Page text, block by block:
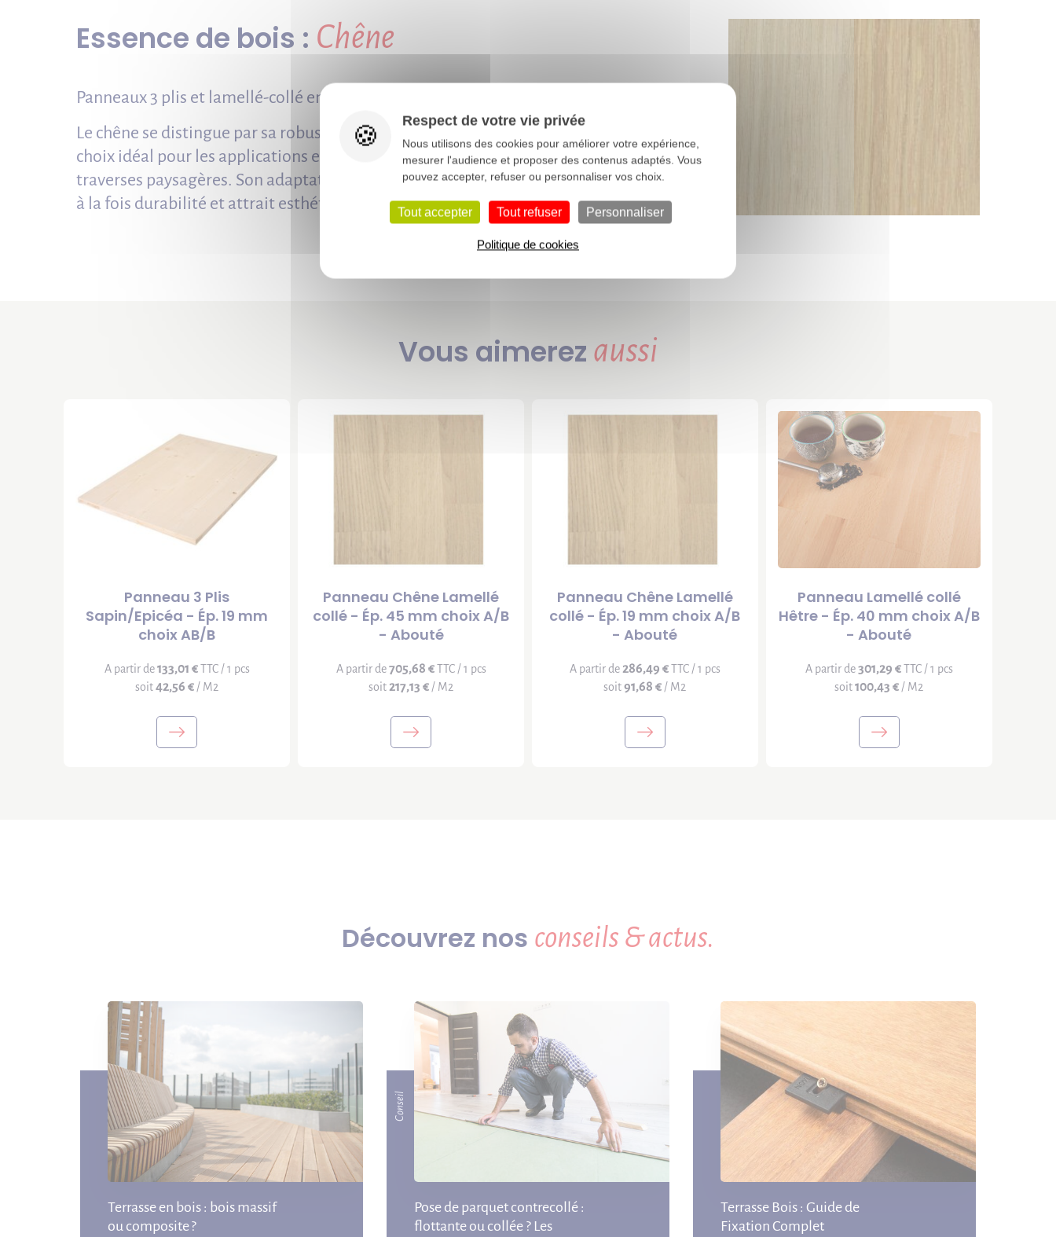
Essence de bois : Chêne
Panneaux 3 plis et lamellé-collé en Chêne
Le chêne se distingue par sa robustesse et sa résistance naturelle, ce qui en fait un
choix idéal pour les applications extérieures telles que les terrasses et les
traverses paysagères. Son adaptation à divers environnements extérieurs assure
à la fois durabilité et attrait esthétique pour aménager vos espaces extérieurs.
Voir l’essence de bois « Chêne »
Vous aimerez aussi
Panneau 3 Plis
Sapin/Epicéa - Ép. 19 mm
choix AB/B
A partir de133,01 €TTC / 1 pcs
soit42,56 € / M2
Panneau Chêne Lamellé
collé - Ép. 45 mm choix A/B
- Abouté
A partir de705,68 €TTC / 1 pcs
soit217,13 € / M2
Panneau Chêne Lamellé
collé - Ép. 19 mm choix A/B
- Abouté
A partir de286,49 €TTC / 1 pcs
soit91,68 € / M2
Panneau Lamellé collé
Hêtre - Ép. 40 mm choix A/B
- Abouté
A partir de301,29 €TTC / 1 pcs
soit100,43 € / M2
Découvrez nos conseils & actus.
Terrasse en bois : bois massif
ou composite ?
Conseil
Pose de parquet contrecollé :
flottante ou collée ? Les
Terrasse Bois : Guide de
Fixation Complet
Respect de votre vie privée
Nous utilisons des cookies pour améliorer votre expérience,
mesurer l'audience et proposer des contenus adaptés. Vous
pouvez accepter, refuser ou personnaliser vos choix.
Tout accepter Tout refuser Personnaliser
Politique de cookies